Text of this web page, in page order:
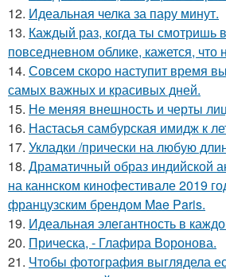
12. Идеальная челка за пару минут.
13. Каждый раз, когда ты смотришь
повседневном облике, кажется, что
14. Совсем скоро наступит время
самых важных и красивых дней.
15. Не меняя внешность и черты
16. Настасья самбурская имидж к
17. Укладки /прически на любую
18. Драматичный образ индийской
на каннском кинофестивале 2019
французским брендом Mae Paris.
19. Идеальная элегантность в
20. Прическа, - Глафира Воронова.
21. Чтобы фотография выглядела